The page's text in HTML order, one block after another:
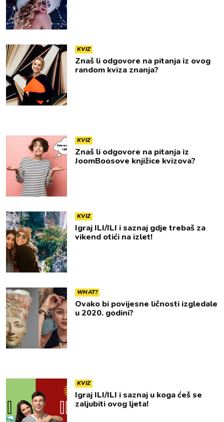
KVIZ
Znaš li odgovore na pitanja iz ovog
random kviza znanja?
KVIZ
Znaš li odgovore na pitanja iz
JoomBoosove knjižice kvizova?
KVIZ
Igraj ILI/ILI i saznaj gdje trebaš za
vikend otići na izlet!
WHAT?
Ovako bi povijesne ličnosti izgledale
u 2020. godini?
KVIZ
Igraj ILI/ILI i saznaj u koga ćeš se
zaljubiti ovog ljeta!